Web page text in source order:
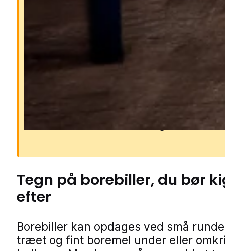
Hvorfor borebiller er et
problem
Borebillers larver lever inde i træet
gnaver små gange, mens de
andet træværk. Angreb opdages
ved små runde huller og fint
Tegn på borebiller, du bør
efter
Borebiller kan opdages ved små
træet og fint boremel under eller